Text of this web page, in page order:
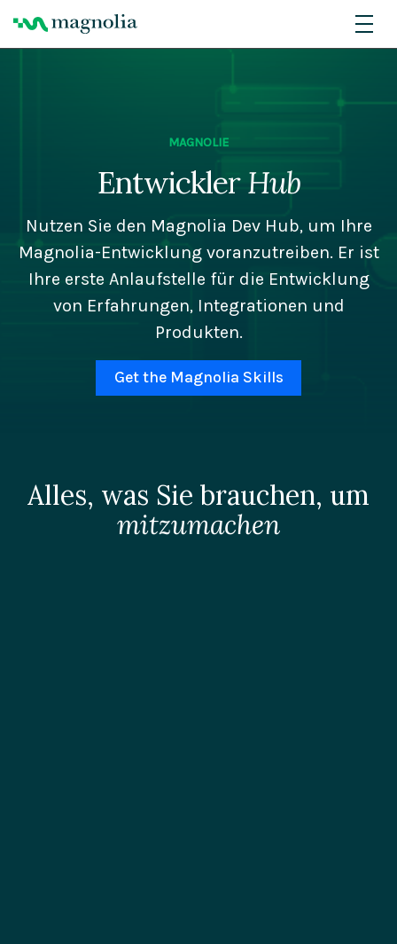
MAGNOLIE
EntwicklerHub
Nutzen Sie den Magnolia Dev Hub, um Ihre
Magnolia-Entwicklung voranzutreiben. Er ist
Ihre erste Anlaufstelle für die Entwicklung
von Erfahrungen, Integrationen und
Produkten.
Get the Magnolia Skills
Alles, was Sie brauchen, um
mitzumachen